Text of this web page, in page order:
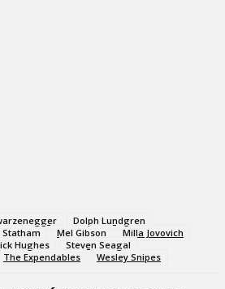
Dolph Lundgren
Statham Mel Gibson
Milla Jovovich
Hughes
Steven Seagal
The Expendables Wesley Snipes